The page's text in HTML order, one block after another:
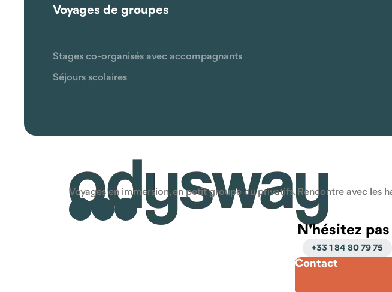
Voyages de groupes
Stages co-organisés avec accompagnants
Séjours scolaires
Voyages en immersion, en petit groupe ou privatifs. Rencontre avec les
N'hésitez
+33 1 84 80 79 75
Contact